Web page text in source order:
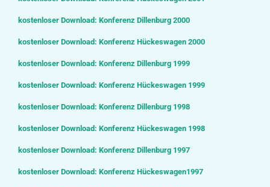
kostenloser Download: Konferenz Dillenburg 2000
kostenloser Download: Konferenz Hückeswagen 2000
kostenloser Download: Konferenz Dillenburg 1999
kostenloser Download: Konferenz Hückeswagen 1999
kostenloser Download: Konferenz Dillenburg 1998
kostenloser Download: Konferenz Hückeswagen 1998
kostenloser Download: Konferenz Dillenburg 1997
kostenloser Download: Konferenz Hückeswagen1997